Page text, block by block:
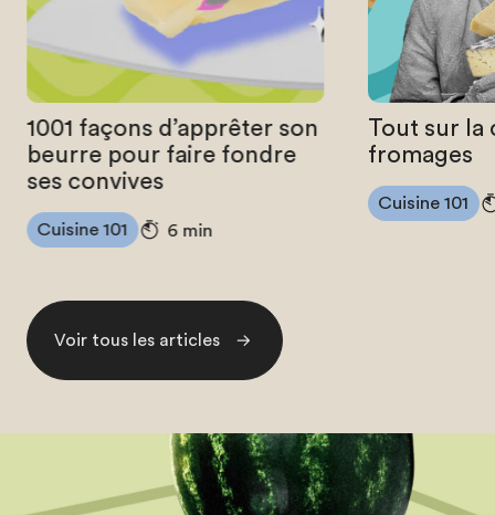
1001 façons d’apprêter son
beurre pour faire fondre
ses convives
Cuisine 101 6 min
Tout sur
fromages
Cuisine 101
Voir tous les articles